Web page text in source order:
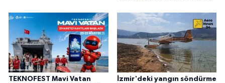
TEKNOFEST Mavi Vatan
İzmir'deki yangın söndürme